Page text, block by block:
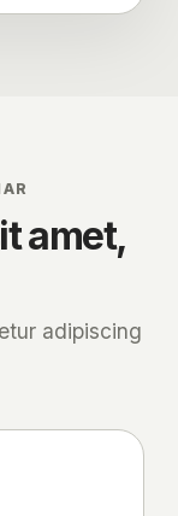
amet,
adipiscing